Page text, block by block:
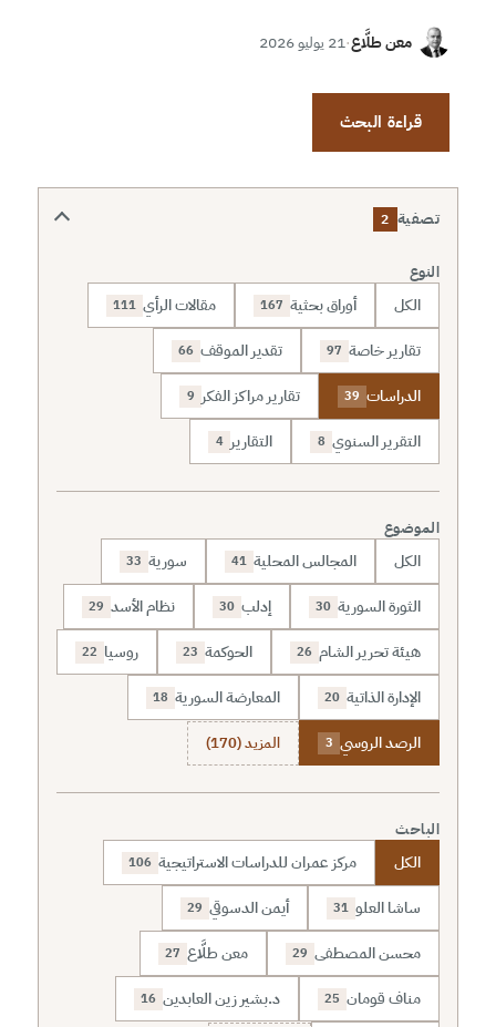
معن طلَّاع·21 يوليو 2026
قراءة البحث
تصفية 2
النوع
الكل أوراق بحثية 167 مقالات الرأي 111
تقارير خاصة 97 تقدير الموقف 66
الدراسات 39 تقارير مراكز الفكر 9
التقرير السنوي 8 التقارير 4
الموضوع
الكل المجالس المحلية 41 سورية 33
الثورة السورية 30 إدلب 30 نظام الأسد 29
هيئة تحرير الشام 26 الحوكمة 23 روسيا 22
الإدارة الذاتية 20 المعارضة السورية 18
الرصد الروسي 3 المزيد (170)
الباحث
الكل مركز عمران للدراسات الاستراتيجية 106
ساشا العلو 31 أيمن الدسوقي 29
محسن المصطفى 29 معن طلَّاع 27
مناف قومان 25 د.بشير زين العابدين 16